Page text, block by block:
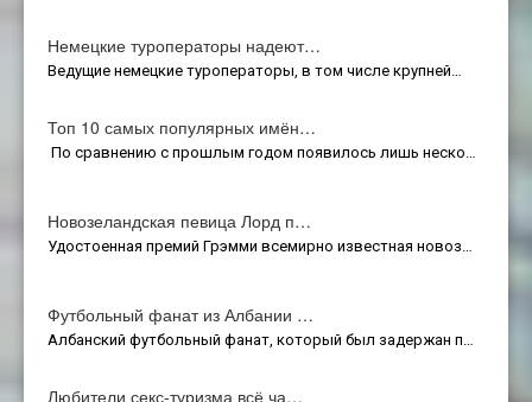
Немецкие туроператоры надеют…
Ведущие немецкие туроператоры, в том числе крупней…
Топ 10 самых популярных имён…
По сравнению с прошлым годом появилось лишь неско…
Новозеландская певица Лорд п…
Удостоенная премий Грэмми всемирно известная новоз…
Футбольный фанат из Албании …
Албанский футбольный фанат, который был задержан п…
Любители секс-туризма всё ча…